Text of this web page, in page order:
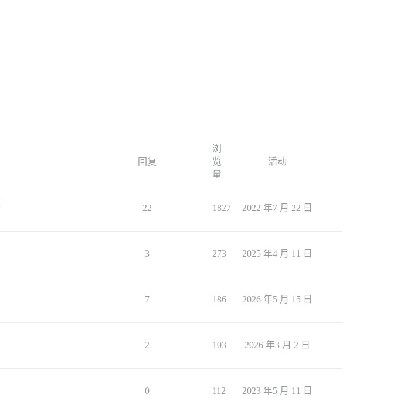
回复
浏
览
量
活动
22 1827 2022 年7 月 22 日
3 273 2025 年4 月 11 日
7 186 2026 年5 月 15 日
2 103 2026 年3 月 2 日
0 112 2023 年5 月 11 日